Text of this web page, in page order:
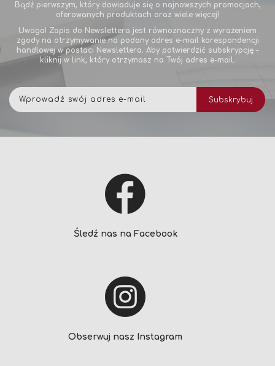
Bądź pierwszym, który dowiaduje się o najnowszych promocjach,
oferowanych produktach oraz wiele więcej!
Uwaga! Zapis do Newslettera jest równoznaczny z wyrażeniem
zgody na otrzymywanie na podany adres e-mail korespondencji
handlowej w postaci Newslettera. Aby potwierdzić subskrypcję -
kliknij w link, który otrzymasz na Twój adres e-mail.
nasz
newsletter:
Subskrybuj
Śledź nas na Facebook
Obserwuj nasz Instagram